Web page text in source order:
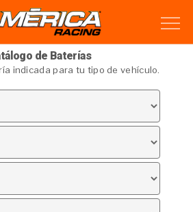
de Baterías
indicada para tu tipo de vehículo.